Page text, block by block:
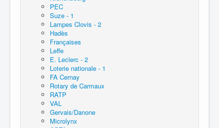
PEC
Suze - 1
Lampes Clovis - 2
Hadès
Françaises
Leffe
E. Leclerc - 2
Loterie nationale - 1
FA Cernay
Rotary de Carmaux
RATP
VAL
Gervais/Danone
Microlynx